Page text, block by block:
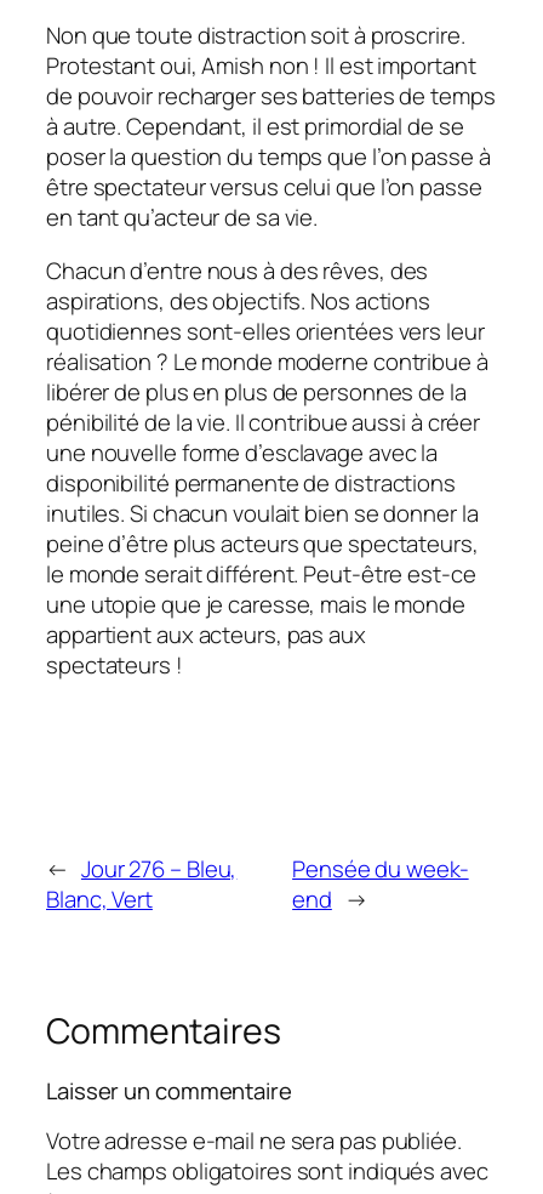
Non que toute distraction soit à proscrire.
Protestant oui, Amish non ! Il est important
de pouvoir recharger ses batteries de temps
à autre. Cependant, il est primordial de se
poser la question du temps que l’on passe à
être spectateur versus celui que l’on passe
en tant qu’acteur de sa vie.
Chacun d’entre nous à des rêves, des
aspirations, des objectifs. Nos actions
quotidiennes sont-elles orientées vers leur
réalisation ? Le monde moderne contribue à
libérer de plus en plus de personnes de la
pénibilité de la vie. Il contribue aussi à créer
une nouvelle forme d’esclavage avec la
disponibilité permanente de distractions
inutiles. Si chacun voulait bien se donner la
peine d’être plus acteurs que spectateurs,
le monde serait différent. Peut-être est-ce
une utopie que je caresse, mais le monde
appartient aux acteurs, pas aux
spectateurs !
← Jour 276 – Bleu,
Blanc, Vert
Pensée du week-
end →
Commentaires
Laisser un commentaire
Votre adresse e-mail ne sera pas publiée.
Les champs obligatoires sont indiqués avec